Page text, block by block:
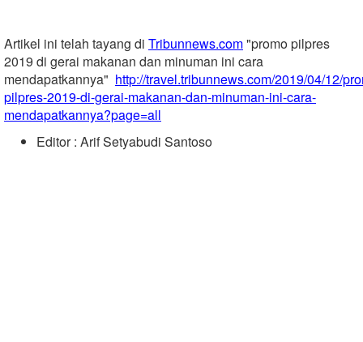
Artikel ini telah tayang di Tribunnews.com"promo pilpres
2019 di gerai makanan dan minuman ini cara
mendapatkannya" http://travel.tribunnews.com/2019/04/12/
pilpres-2019-di-gerai-makanan-dan-minuman-ini-cara-
mendapatkannya?page=all
Editor : Arif Setyabudi Santoso